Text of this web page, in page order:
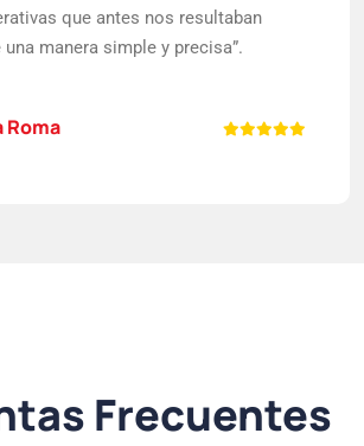
que antes nos resultaban
manera simple y precisa”.
Frecuentes